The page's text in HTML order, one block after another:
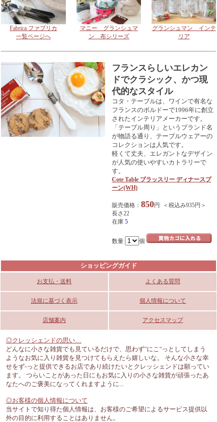
Fabrica ファブリカ
一覧ページへ
マニー グランシュマ
ン 布シリーズ
グランシュマン インテ
リア
フランスらしいエレカン
ドでクラシック、かつ現
代的なスタイル
コタ・テーブルは、ワインで有名な
フランスのボルドーで1996年に創立
されたインテリアメーカーです。
「テーブル周り」というブランド名
が物語る通り、テーブルウェアーの
コレクションは人気です。
軽くて丈夫、エレガントなデザイン
が人気の使いやすいカトラリーで
す。
Cote Table ブラッスリー ディナースプ
ーン(WH)
販売価格： 850円 ＜税込み935円＞
長さ22
在庫 5
数量 個
ショッピングガイド
お支払・送料 よくある質問
法規に基づく表示 個人情報について
店舗案内 アクセスマップ
◎クレッシェンドの思い…
どんなに小さな雑貨でも見ているだけで、思わず"にこ"っとしてしまう
ようなお気に入り雑貨を見つけてもらえたら嬉しいな。 そんな小さな幸
せをず-っと提供できるお店であり続けたいとクレッシェンドは願ってい
ます。 つらいことがあった日にもお気に入りの小さな雑貨が頑張ったあ
なたへのご褒美になってくれますように...
◎お客様の個人情報について
当サイトで知り得た個人情報は、お客様のご希望によるサービス提供以
外の目的に利用することはありません。